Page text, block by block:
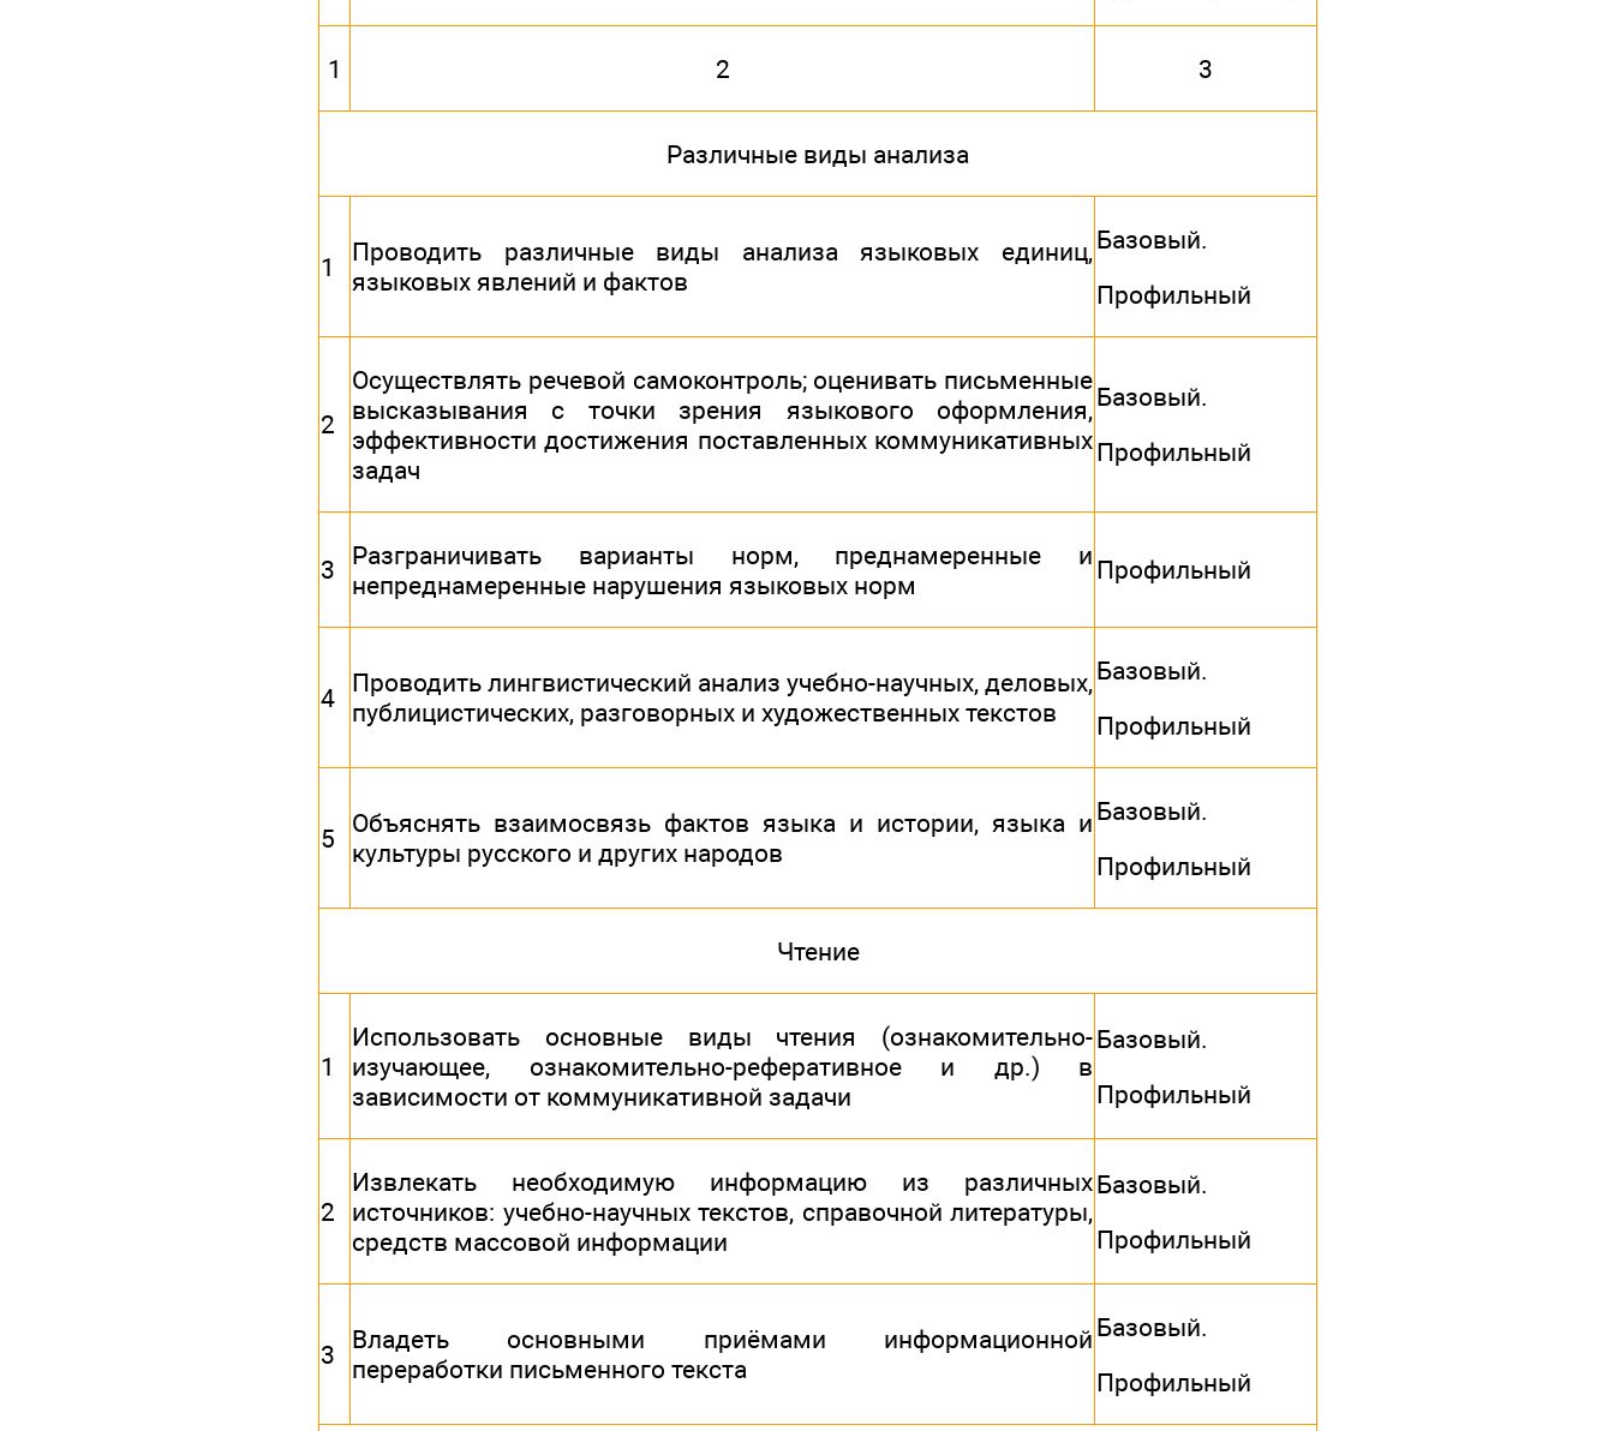
1 2 3
Различные виды анализа
1
Проводить различные виды анализа языковых единиц,
языковых явлений и фактов
Базовый.
Профильный
2
Осуществлять речевой самоконтроль; оценивать письменные
высказывания с точки зрения языкового оформления,
эффективности достижения поставленных коммуникативных
задач
Базовый.
Профильный
3
Разграничивать варианты норм, преднамеренные и
непреднамеренные нарушения языковых норм
Профильный
4
Проводить лингвистический анализ учебно-научных, деловых,
публицистических, разговорных и художественных текстов
Базовый.
Профильный
5
Объяснять взаимосвязь фактов языка и истории, языка и
культуры русского и других народов
Базовый.
Профильный
Чтение
1
Использовать основные виды чтения (ознакомительно-
изучающее, ознакомительно-реферативное и др.) в
зависимости от коммуникативной задачи
Базовый.
Профильный
2
Извлекать необходимую информацию из различных
источников: учебно-научных текстов, справочной литературы,
средств массовой информации
Базовый.
Профильный
3
Владеть основными приёмами информационной
переработки письменного текста
Базовый.
Профильный